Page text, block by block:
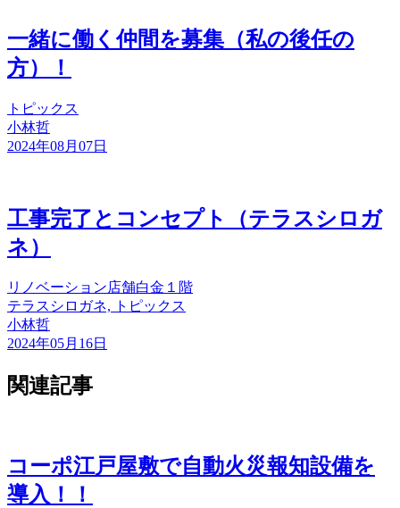
一緒に働く仲間を募集（私の後任の
方）！
トピックス
小林哲
2024年08月07日
工事完了とコンセプト（テラスシロガ
ネ）
リノベーション店舗白金 １階
テラスシロガネ, トピックス
小林哲
2024年05月16日
関連記事
コーポ江戸屋敷で自動火災報知設備を
導入！！